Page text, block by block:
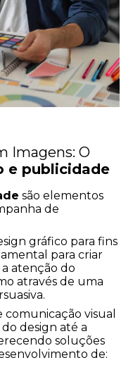
Imagens: O
e publicidade
são elementos
de
gráfico para fins
para criar
atenção do
através de uma
comunicação visual
design até a
soluções
de: